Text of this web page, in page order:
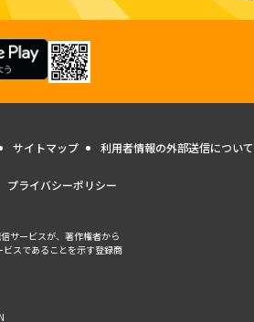
サイトマップ 利用者情報の外部送信について
プライバシーポリシー
サービスが、著作権者から
スであることを示す登録商